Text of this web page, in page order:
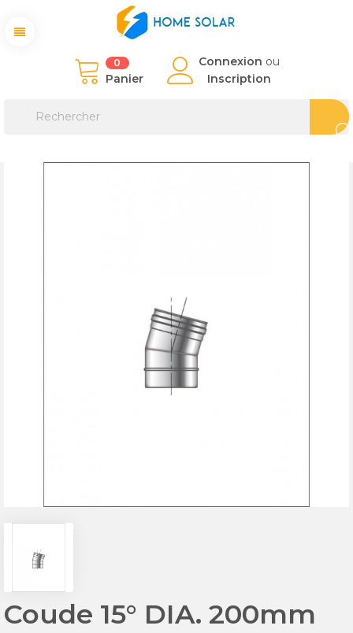
0
Panier
Connexion ou
Inscription
Coude 15° DIA. 200mm